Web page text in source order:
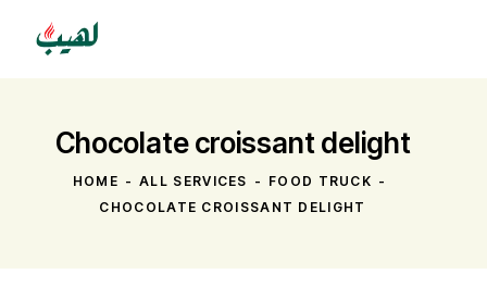
Chocolate croissant delight
HOME ALL SERVICES
FOOD TRUCK
CHOCOLATE CROISSANT DELIGHT